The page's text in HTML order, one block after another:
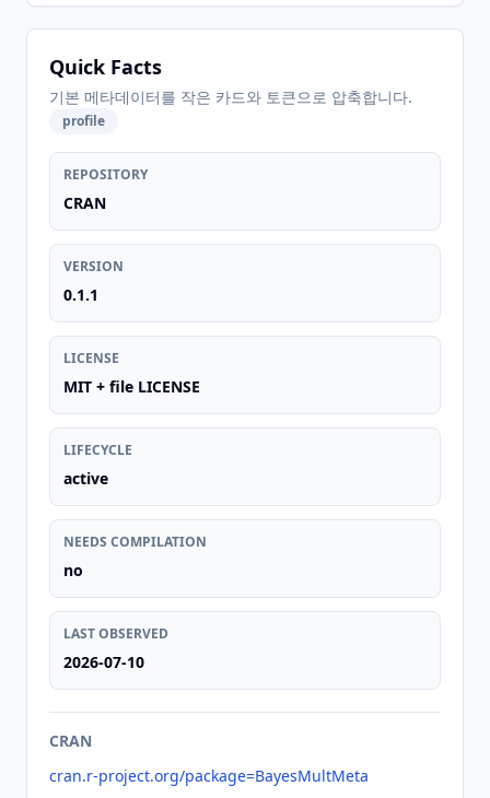
Quick Facts
기본 메타데이터를 작은 카드와 토큰으로 압축합니다.
profile
REPOSITORY
CRAN
VERSION
0.1.1
LICENSE
MIT + file LICENSE
LIFECYCLE
active
NEEDS COMPILATION
no
LAST OBSERVED
2026-07-10
CRAN
cran.r-project.org/package=BayesMultMeta